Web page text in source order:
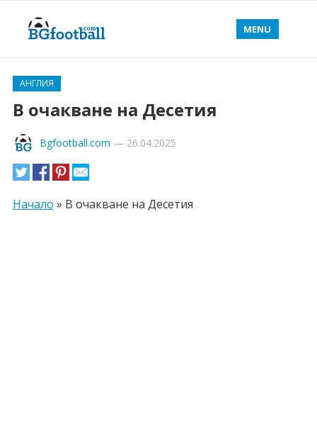
MENU
АНГЛИЯ
В очакване на Десетия
Bgfootball.com — 26.04.2025
Начало » В очакване на Десетия